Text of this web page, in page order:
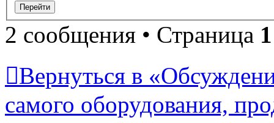
2 сообщения • Страница 1
Вернуться в
самого оборудования,